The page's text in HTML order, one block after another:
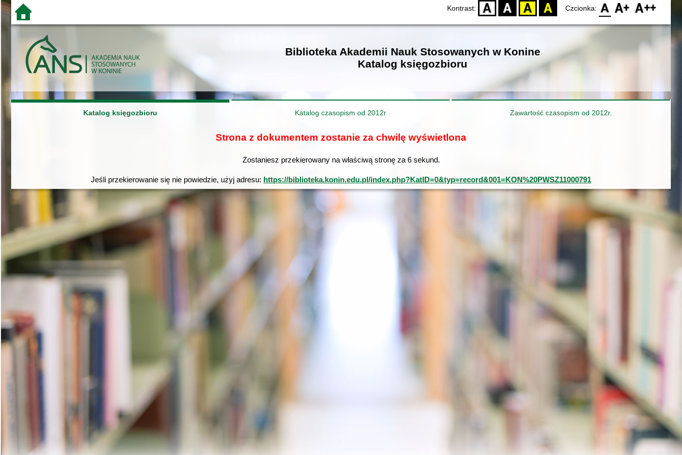
Kontrast: D BW YB BY Czcionka: F0 F1 F2
Biblioteka Akademii Nauk Stosowanych w Konine
Katalog księgozbioru
Katalog księgozbioru Katalog czasopism od 2012r Zawartość czasopism od 2012r.
Strona z dokumentem zostanie za chwilę wyświetlona
Zostaniesz przekierowany na właściwą stronę za 6sekund.
Jeśli przekierowanie się nie powiedzie, użyj adresu: https://biblioteka.konin.edu.pl/index.php?KatID=0&typ=record&001=KON%20PWSZ11000791